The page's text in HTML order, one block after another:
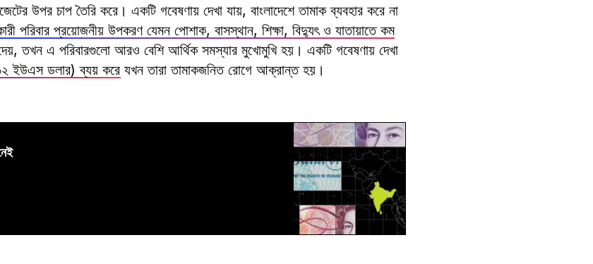
উপর চাপ তৈরি করে। একটি গবেষণায় দেখা যায়, বাংলাদেশে তামাক ব্যবহার করে না
পরিবার প্রয়োজনীয় উপকরণ যেমন পোশাক, বাসস্থান, শিক্ষা, বিদ্যুৎ ও যাতায়াতে কম
তখন এ পরিবারগুলো আরও বেশি আর্থিক সমস্যার মুখোমুখি হয়। একটি গবেষণায় দেখা
ইউএস ডলার) ব্যয় করেযখন তারা তামাকজনিত রোগে আক্রান্ত হয়।